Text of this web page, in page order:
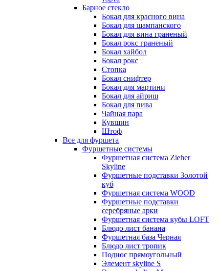
Барное стекло
Бокал для красного вина
Бокал для шампанского
Бокал для вина граненый
Бокал рокс граненый
Бокал хайбол
Бокал рокс
Стопка
Бокал снифтер
Бокал для мартини
Бокал для айриш
Бокал для пива
Чайная пара
Кувшин
Штоф
Все для фуршета
Фуршетные системы
Фуршетная система Zieher
Skyline
Фуршетные подставки Золотой
куб
Фуршетная система WOOD
Фуршетные подставки
серебряные арки
Фуршетная система кубы LOFT
Блюдо лист банана
Фуршетная база Черная
Блюдо лист тропик
Поднос прямоугольный
Элемент skyline S